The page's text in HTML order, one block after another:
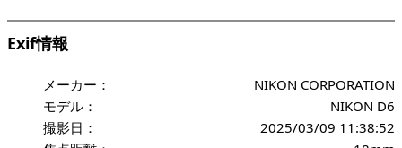
Exif情報
メーカー：
NIKON CORPORATION
モデル：
NIKON D6
撮影日：
2025/03/09 11:38:52